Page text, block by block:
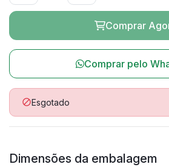
Comprar
Comprar pelo
Esgotado
Dimensões da embalagem